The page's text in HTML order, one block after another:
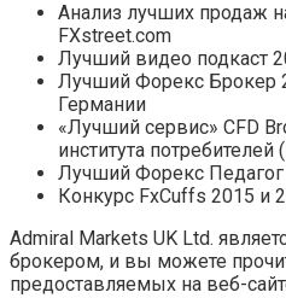
Анализ лучших продаж
FXstreet.com
Лучший видео подкаст
Лучший Форекс Брокер
Германии
«Лучший сервис» CFD
института потребителей
Лучший Форекс Педагог
Конкурс FxCuffs 2015 и
Admiral Markets UK Ltd.
брокером, и вы можете
предоставляемых на веб-